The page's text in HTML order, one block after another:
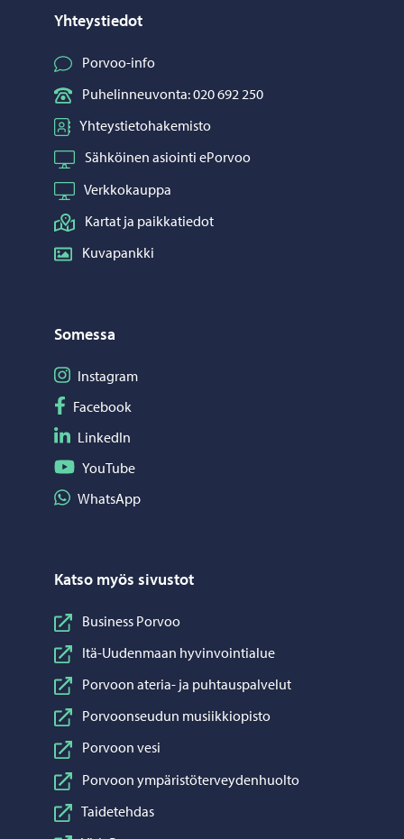
Yhteystiedot
Porvoo-info
Puhelinneuvonta: 020 692 250
Yhteystietohakemisto
Sähköinen asiointi ePorvoo
Verkkokauppa
Kartat ja paikkatiedot
Kuvapankki
Somessa
Seuraa Instagram
Instagram
Seuraa Facebook
Facebook
Seuraa LinkedIn
LinkedIn
Seuraa YouTube
YouTube
Jaa WhatsApp
WhatsApp
Katso myös sivustot
Business Porvoo
Itä-Uudenmaan hyvinvointialue
Porvoon ateria- ja puhtauspalvelut
Porvoonseudun musiikkiopisto
Porvoon vesi
Porvoon ympäristöterveydenhuolto
Taidetehdas